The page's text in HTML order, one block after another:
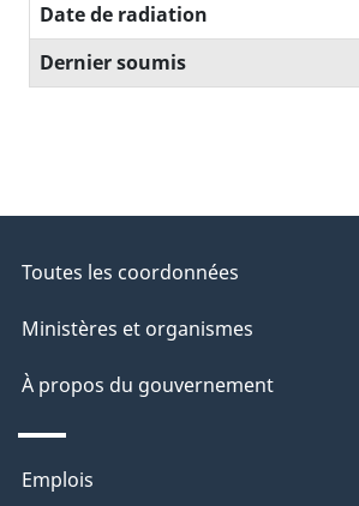
Date de radiation
Dernier soumis
Toutes les coordonnées
Ministères et organismes
À propos du gouvernement
Thèmes
Emplois